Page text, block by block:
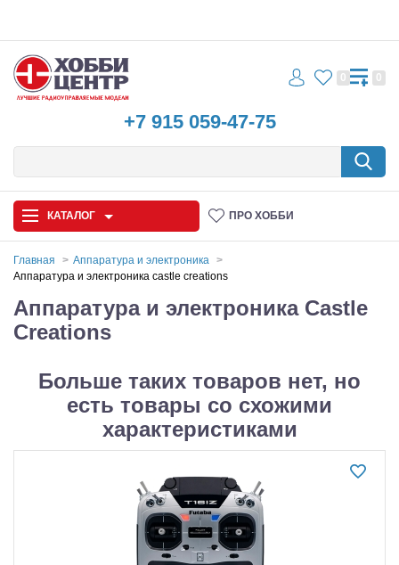
+7 915 059-47-75
0 0
КАТАЛОГ ПРО ХОББИ
Запчасти и аксессуары
Самолеты
Аппаратура и электроника
Главная
Аппаратура и электроника
Аппаратура и электроника castle creations
Аппаратура и электроника Castle
Creations
Больше таких товаров нет, но
есть товары со схожими
характеристиками